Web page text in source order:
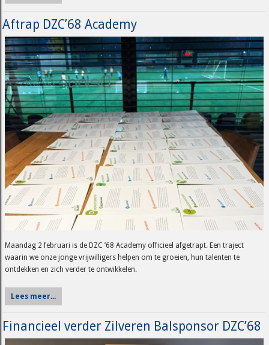
Aftrap DZC’68 Academy
Maandag 2 februari is de DZC ’68 Academy officieel afgetrapt. Een traject
waarin we onze jonge vrijwilligers helpen om te groeien, hun talenten te
ontdekken en zich verder te ontwikkelen.
Lees meer...
Financieel verder Zilveren Balsponsor DZC’68